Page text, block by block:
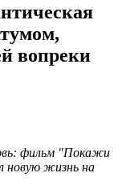
вопреки
фильм "Покажи
новую жизнь на